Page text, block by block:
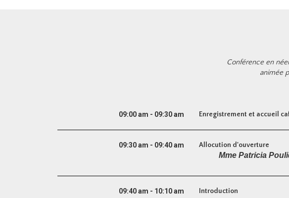
Conférence en
animée
09:00 am - 09:30 am Enregistrement et accueil
09:30 am - 09:40 am Allocution d'ouverture
Mme Patricia
09:40 am - 10:10 am Introduction